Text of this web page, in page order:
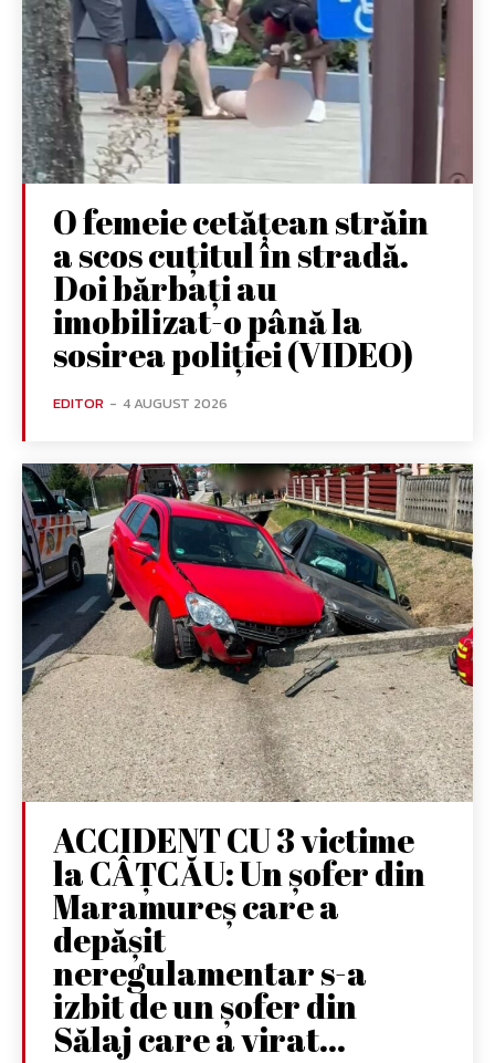
O femeie cetățean străin
a scos cuțitul în stradă.
Doi bărbați au
imobilizat-o până la
sosirea poliției (VIDEO)
EDITOR - 4 AUGUST 2026
ACCIDENT CU 3 victime
la CÂȚCĂU: Un șofer din
Maramureș care a
depășit
neregulamentar s-a
izbit de un șofer din
Sălaj care a virat...